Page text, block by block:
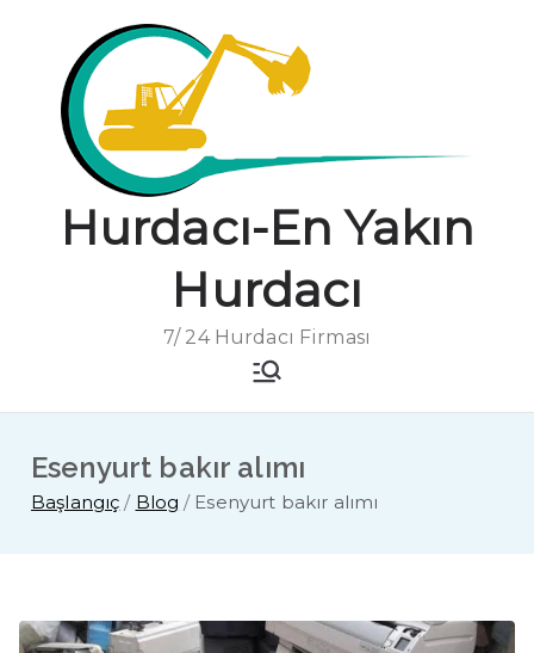
Hurdacı-En Yakın
Hurdacı
7/ 24 Hurdacı Firması
Esenyurt bakır alımı
Başlangıç Blog Esenyurt bakır alımı